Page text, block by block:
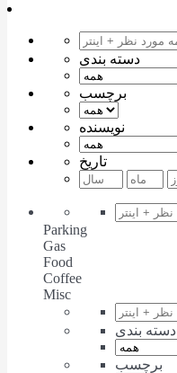
دسته بندی
برچسب
نویسنده
تاریخ
Parking
Gas
Food
Coffee
Misc
دسته بندی
برچسب